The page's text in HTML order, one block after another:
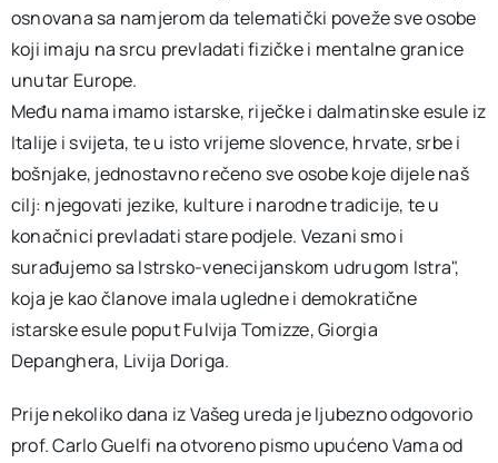
osnovana sa namjerom da telematički poveže sve osobe
koji imaju na srcu prevladati fizičke i mentalne granice
unutar Europe.
Među nama imamo istarske, riječke i dalmatinske esule iz
Italije i svijeta, te u isto vrijeme slovence, hrvate, srbe i
bošnjake, jednostavno rečeno sve osobe koje dijele naš
cilj: njegovati jezike, kulture i narodne tradicije, te u
konačnici prevladati stare podjele. Vezani smo i
surađujemo sa Istrsko-venecijanskom udrugom Istra",
koja je kao članove imala ugledne i demokratične
istarske esule poput Fulvija Tomizze, Giorgia
Depanghera, Livija Doriga.
Prije nekoliko dana iz Vašeg ureda je ljubezno odgovorio
prof. Carlo Guelfi na otvoreno pismo upućeno Vama od